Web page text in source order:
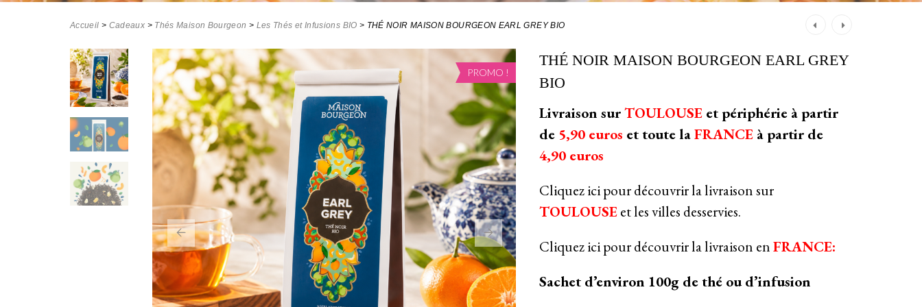
Accueil > Cadeaux > Thés Maison Bourgeon > Les Thés et Infusions BIO > THÉ NOIR MAISON BOURGEON EARL GREY BIO
navigation
PROMO !
THÉ NOIR MAISON BOURGEON EARL GREY
BIO
Livraison surTOULOUSE et périphérie à partir
de 5,90 euros et toute laFRANCE à partir de
4,90 euros
Cliquez ici pour découvrir la livraison sur
TOULOUSEet les villes desservies.
Cliquez ici pour découvrir la livraison enFRANCE:
Sachet d’environ 100g de thé ou d’infusion